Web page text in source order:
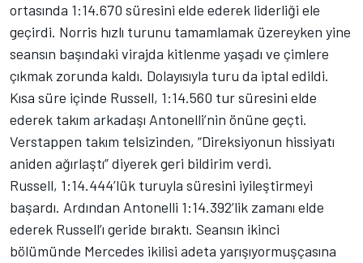
ortasında 1:14.670 süresini elde ederek liderliği ele
geçirdi. Norris hızlı turunu tamamlamak üzereyken yine
seansın başındaki virajda kitlenme yaşadı ve çimlere
çıkmak zorunda kaldı. Dolayısıyla turu da iptal edildi.
Kısa süre içinde Russell, 1:14.560 tur süresini elde
ederek takım arkadaşı Antonelli’nin önüne geçti.
Verstappen takım telsizinden, “Direksiyonun hissiyatı
aniden ağırlaştı” diyerek geri bildirim verdi.
Russell, 1:14.444’lük turuyla süresini iyileştirmeyi
başardı. Ardından Antonelli 1:14.392’lik zamanı elde
ederek Russell’ı geride bıraktı. Seansın ikinci
bölümünde Mercedes ikilisi adeta yarışıyormuşçasına